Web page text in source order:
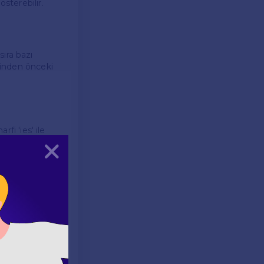
bazı
önceki
'ies' ile
Eğer 'y'
Kapat